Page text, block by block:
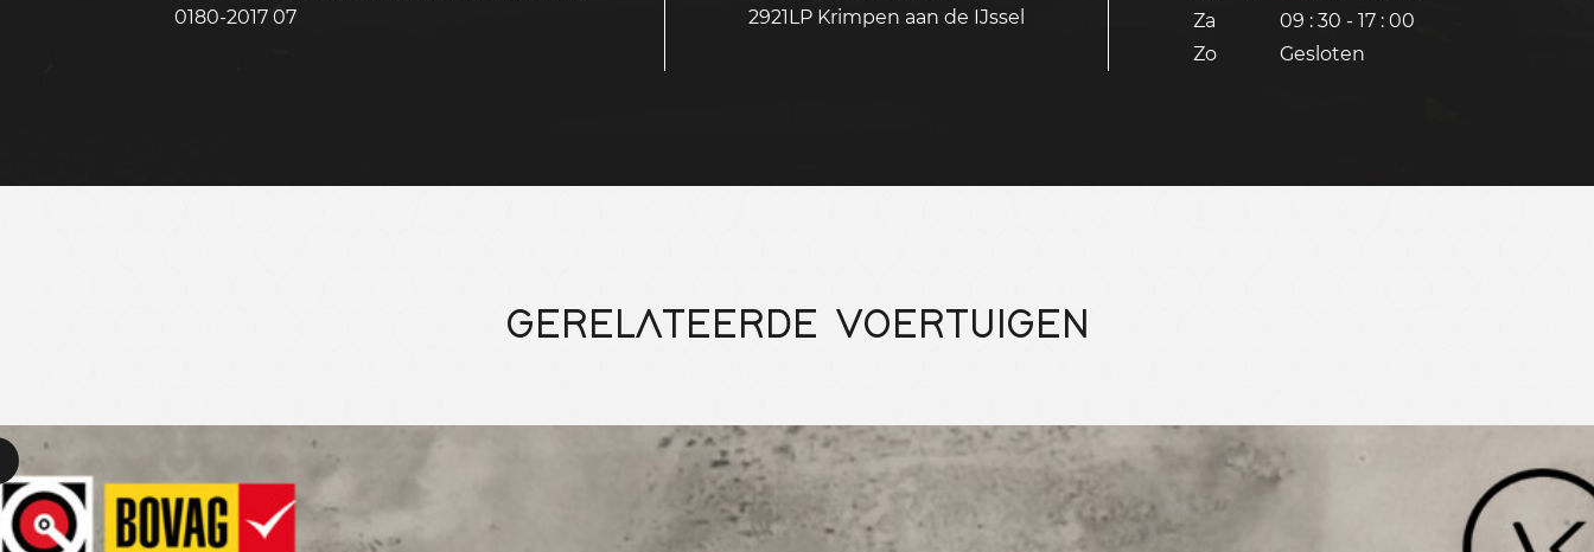
0180-2017 07
2921LP Krimpen aan de IJssel
Za
09 : 30 - 17 : 00
Zo
Gesloten
GERELATEERDE VOERTUIGEN